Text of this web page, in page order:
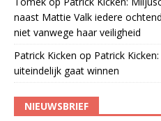
naast Mattie Valk iedere
niet vanwege haar veiligheid
Patrick Kicken op Patrick
uiteindelijk gaat winnen
NIEUWSBRIEF